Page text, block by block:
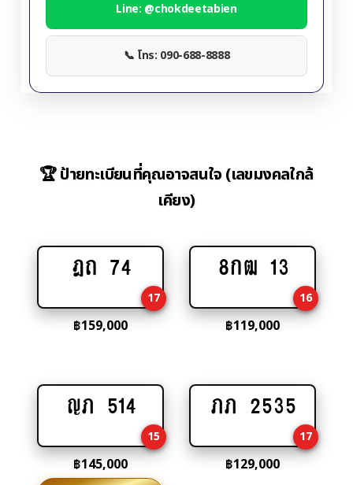
Line: @chokdeetabien
📞 โทร: 090-688-8888
🏆 ป้ายทะเบียนที่คุณอาจสนใจ (เลขมงคลใกล้
เคียง)
Add
cart
ฎถ 74
17
฿159,000
Add
cart
8กฒ 13
16
฿119,000
Add
cart
ญภ 514
15
฿145,000
Add
cart
ภภ 2535
17
฿129,000